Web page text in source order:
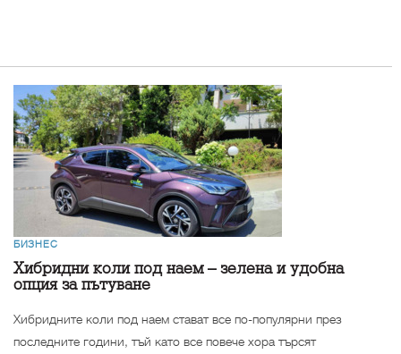
БИЗНЕС
Хибридни коли под наем – зелена и удобна
опция за пътуване
Хибридните коли под наем стават все по-популярни през
последните години, тъй като все повече хора търсят